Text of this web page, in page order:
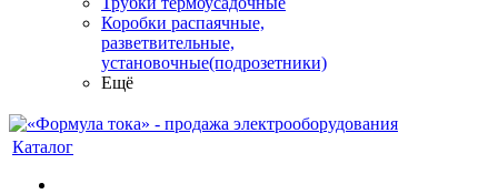
Коробки распаячные,
разветвительные,
установочные(подрозетники)
Ещё
Каталог